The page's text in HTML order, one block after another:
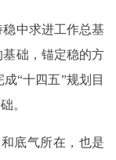
中求进工作总基
础，锚定稳的方
“十四五”规划目
。
底气所在，也是